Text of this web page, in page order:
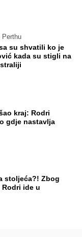
Perthu
su shvatili ko je
kada su stigli na
kraj: Rodri
gdje nastavlja
stoljeća?! Zbog
Rodri ide u